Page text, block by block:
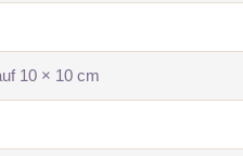
10 × 10 cm